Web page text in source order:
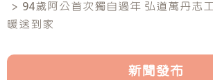
94歲阿公首次獨自過年 弘道萬丹志
暖送到家
新聞發布